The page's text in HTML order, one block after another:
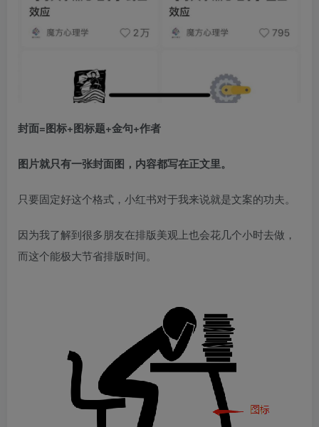
封面=图标+图标题+金句+作者
图片就只有一张封面图，内容都写在正文里。
只要固定好这个格式，小红书对于我来说就是文案的功夫。​
因为我了解到很多朋友在排版美观上也会花几个小时去做，
而这个能极大节省排版时间。